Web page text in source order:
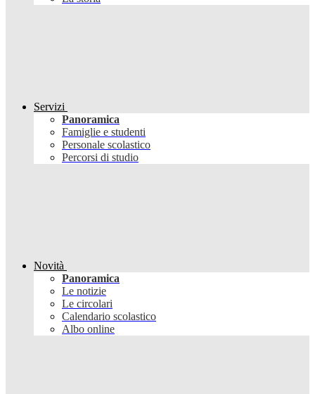
Servizi
Panoramica
Famiglie e studenti
Personale scolastico
Percorsi di studio
Novità
Panoramica
Le notizie
Le circolari
Calendario scolastico
Albo online